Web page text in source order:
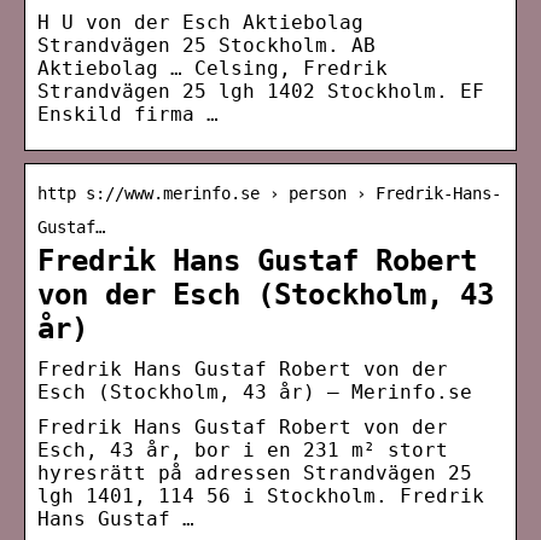
H U von der Esch Aktiebolag
Strandvägen 25 Stockholm. AB
Aktiebolag … Celsing, Fredrik
Strandvägen 25 lgh 1402 Stockholm. EF
Enskild firma …
http s://www.merinfo.se › person › Fredrik-Hans-
Gustaf…
Fredrik Hans Gustaf Robert
von der Esch (Stockholm, 43
år)
Fredrik Hans Gustaf Robert von der
Esch (Stockholm, 43 år) – Merinfo.se
Fredrik Hans Gustaf Robert von der
Esch, 43 år, bor i en 231 m² stort
hyresrätt på adressen Strandvägen 25
lgh 1401, 114 56 i Stockholm. Fredrik
Hans Gustaf …